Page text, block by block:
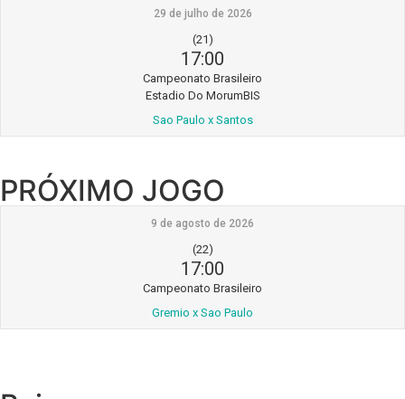
29 de julho de 2026
(21)
17:00
Campeonato Brasileiro
Estadio Do MorumBIS
Sao Paulo x Santos
PRÓXIMO JOGO
9 de agosto de 2026
(22)
17:00
Campeonato Brasileiro
Gremio x Sao Paulo